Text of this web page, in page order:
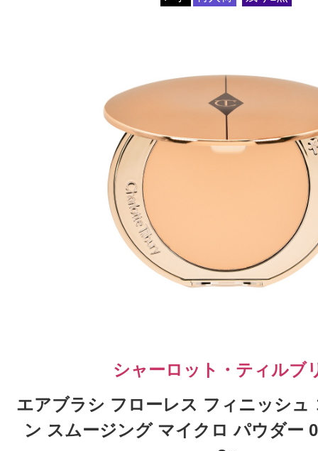
シャーロット・ティルブ
エアブラシ フローレス フィニッシュ
ン スムージング マイクロ パウダー